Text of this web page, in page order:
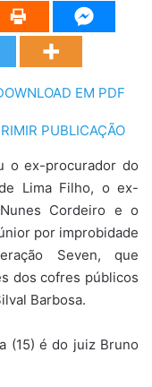
EM PDF
PUBLICAÇÃO
o ex-procurador do
Lima Filho, o ex-
Cordeiro e o
por improbidade
Seven, que
dos cofres públicos
Barbosa.
(15) é do juiz Bruno